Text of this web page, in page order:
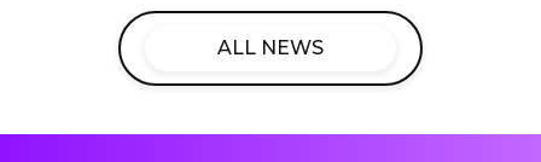
ALL NEWS